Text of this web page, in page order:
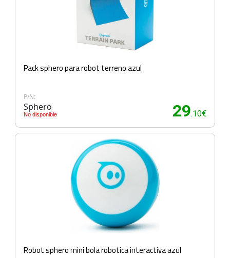
Pack sphero para robot terreno azul
P/N:
Sphero
No disponible 29.10€
Robot sphero mini bola robotica interactiva azul